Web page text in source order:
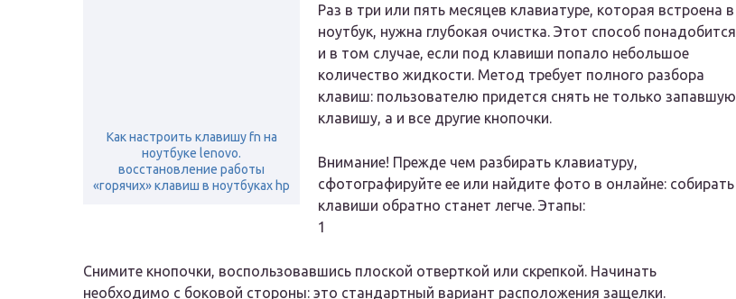
Как настроить клавишу fn на
ноутбуке lenovo.
восстановление работы
«горячих» клавиш в ноутбуках hp
Раз в три или пять месяцев клавиатуре, которая встроена в
ноутбук, нужна глубокая очистка. Этот способ понадобится
и в том случае, если под клавиши попало небольшое
количество жидкости. Метод требует полного разбора
клавиш: пользователю придется снять не только запавшую
клавишу, а и все другие кнопочки.
Внимание! Прежде чем разбирать клавиатуру,
сфотографируйте ее или найдите фото в онлайне: собирать
клавиши обратно станет легче. Этапы:
1
Снимите кнопочки, воспользовавшись плоской отверткой или скрепкой. Начинать
необходимо с боковой стороны: это стандартный вариант расположения защелки.